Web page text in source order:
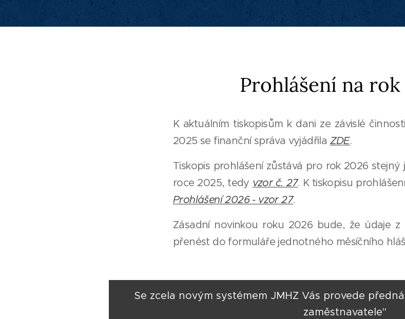
Prohlášení na rok
K aktuálním tiskopisům k dani ze závislé
2025 se finanční správa vyjádřila ZDE.
Tiskopis prohlášení zůstává pro rok 2026 stejný
roce 2025, tedy vzor č. 27. K tiskopisu
Prohlášení 2026 - vzor 27.
Zásadní novinkou roku 2026 bude, že údaje
přenést do formuláře jednotného měsíčního
Se zcela novým systémem JMHZ Vás provede
zaměstnavatele"